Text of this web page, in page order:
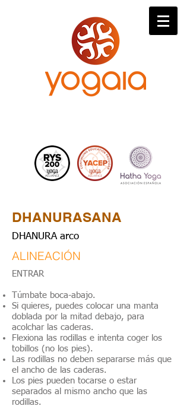
DHANURASANA
DHANURA arco
ALINEACIÓN
ENTRAR
Túmbate boca-abajo.
Si quieres, puedes colocar una manta
doblada por la mitad debajo, para
acolchar las caderas.
Flexiona las rodillas e intenta coger los
tobillos (no los pies).
Las rodillas no deben separarse más que
el ancho de las caderas.
Los pies pueden tocarse o estar
separados al mismo ancho que las
rodillas.